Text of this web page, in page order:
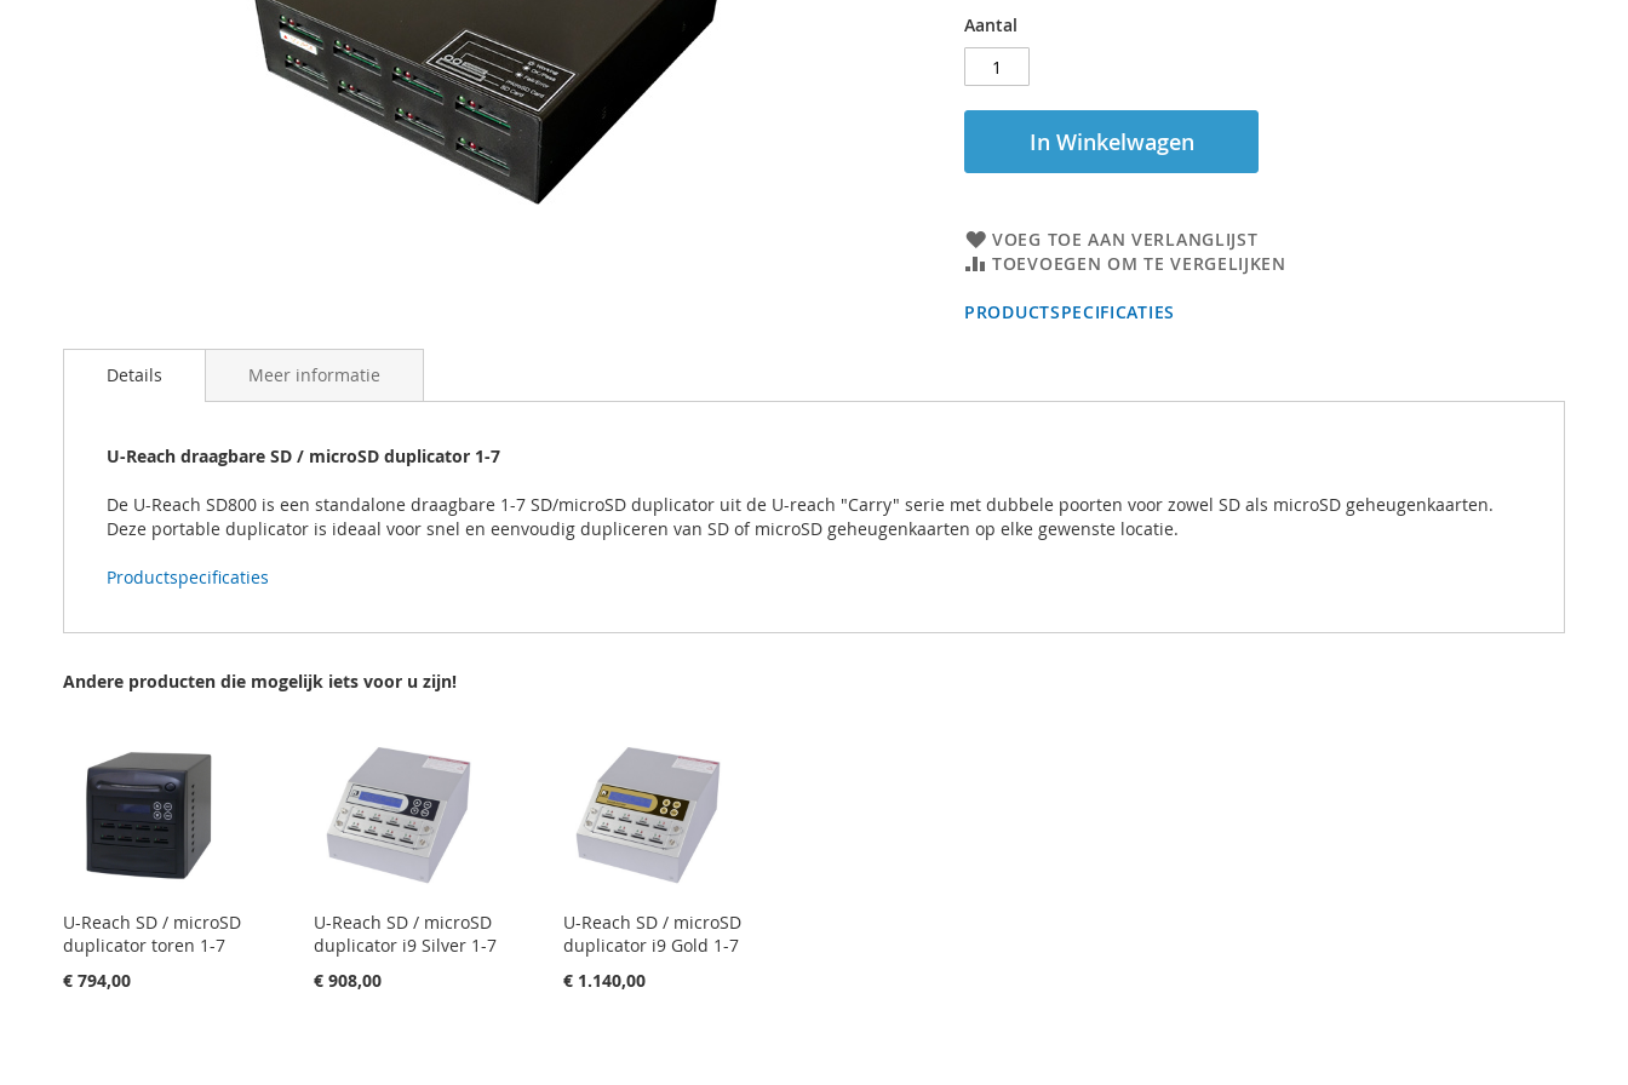
Aantal
In Winkelwagen
VOEG TOE AAN VERLANGLIJST
TOEVOEGEN OM TE VERGELIJKEN
PRODUCTSPECIFICATIES
het
afbeeldingen-
gallerij
Details
U-Reach draagbare SD / microSD duplicator 1-7
De U-Reach SD800 is een standalone draagbare 1-7 SD/microSD duplicator uit de U-reach "Carry" serie met dubbele poorten voor zowel SD als microSD geheugenkaarten.
Deze portable duplicator is ideaal voor snel en eenvoudig dupliceren van SD of microSD geheugenkaarten op elke gewenste locatie.
Productspecificaties
Meer informatie
Andere producten die mogelijk iets voor u zijn!
U-Reach SD / microSD
duplicator toren 1-7
€ 794,00
U-Reach SD / microSD
duplicator i9 Silver 1-7
€ 908,00
U-Reach SD / microSD
duplicator i9 Gold 1-7
€ 1.140,00